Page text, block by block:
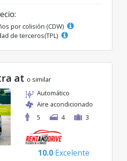
por colisión (CDW)
de terceros(TPL)
at o similar
Automático
Aire acondicionado
5
4 3
10.0 Excelente